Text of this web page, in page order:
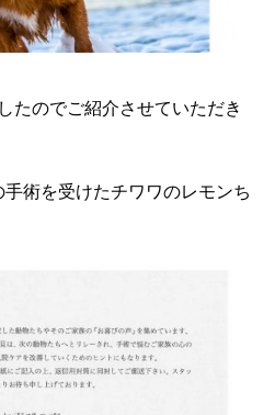
たのでご紹介させていただき
術を受けたチワワのレモンち